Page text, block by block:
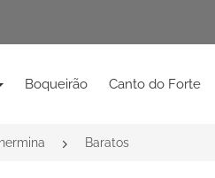
Boqueirão Canto do Forte
Baratos